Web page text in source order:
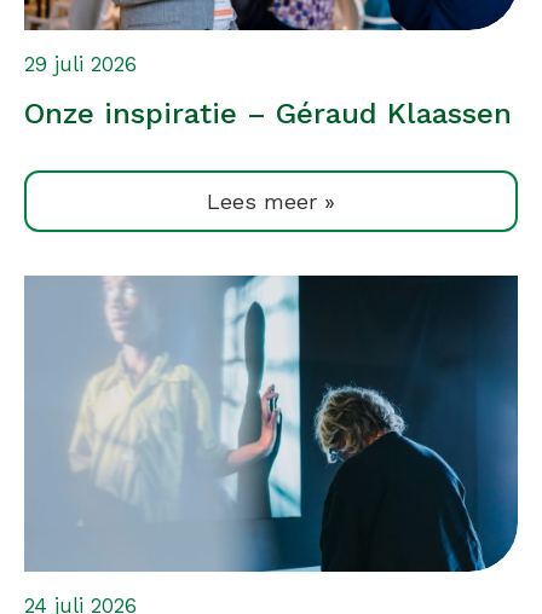
Onze inspiratie – Géraud Klaassen
29 juli 2026
Lees meer »
24 juli 2026